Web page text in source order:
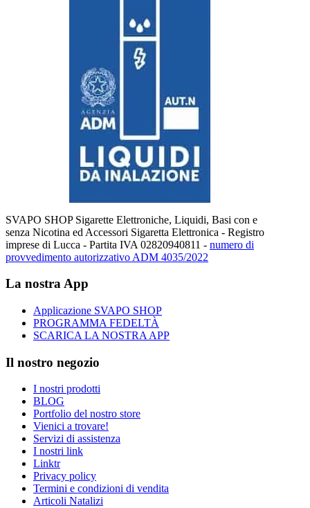
SVAPO SHOP Sigarette Elettroniche, Liquidi, Basi con e
senza Nicotina ed Accessori Sigaretta Elettronica - Registro
imprese di Lucca - Partita IVA 02820940811 - numero di
provvedimento autorizzativo ADM 4035/2022
La nostra App
Applicazione SVAPO SHOP
PROGRAMMA FEDELTÀ
SCARICA LA NOSTRA APP
Il nostro negozio
I nostri prodotti
BLOG
Portfolio del nostro store
Vienici a trovare!
Servizi di assistenza
I nostri link
Linktr
Privacy policy
Termini e condizioni di vendita
Articoli Natalizi